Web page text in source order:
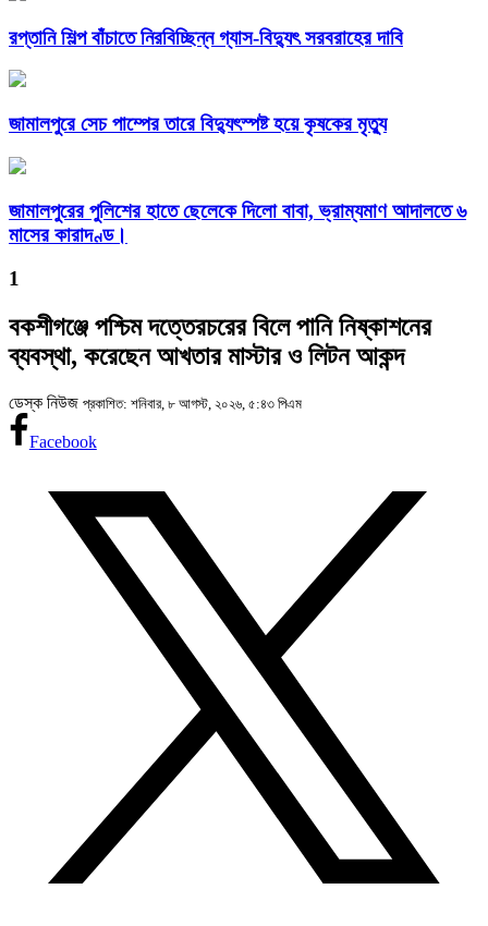
রপ্তানি শিল্প বাঁচাতে নিরবিচ্ছিন্ন গ্যাস-বিদ্যুৎ সরবরাহের দাবি
জামালপুরে সেচ পাম্পের তারে বিদ্যুৎস্পষ্ট হয়ে কৃষকের মৃত্যু
জামালপুরের পুলিশের হাতে ছেলেকে দিলো বাবা, ভ্রাম্যমাণ আদালতে ৬
মাসের কারাদণ্ড।
1
বকশীগঞ্জে পশ্চিম দত্তেরচরের বিলে পানি নিষ্কাশনের
ব্যবস্থা, করেছেন আখতার মাস্টার ও লিটন আকন্দ
ডেস্ক নিউজ প্রকাশিত: শনিবার, ৮ আগস্ট, ২০২৬, ৫:৪৩ পিএম
Facebook